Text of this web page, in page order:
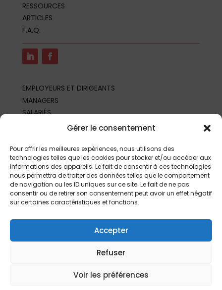
Gérer le consentement
Pour offrir les meilleures expériences, nous utilisons des
technologies telles que les cookies pour stocker et/ou accéder aux
informations des appareils. Le fait de consentir à ces technologies
nous permettra de traiter des données telles que le comportement
de navigation ou les ID uniques sur ce site. Le fait de ne pas
consentir ou de retirer son consentement peut avoir un effet négatif
sur certaines caractéristiques et fonctions.
Accepter
Refuser
Voir les préférences
RESSOURCES
ARTICLES
F.A.Q.
EMPLOYEURS ET DIRIGEANTS
MANAGERS
SALARIÉS
REPRÉSENTANTS DU PERSONNEL
PARTENAIRES ET PROFESSIONNELS
Mentions légales